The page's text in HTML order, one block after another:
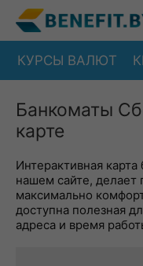
КУРСЫ ВАЛЮТ
Банкоматы
карте
Интерактивная
нашем сайте, делает
максимально
доступна полезная
адреса и время